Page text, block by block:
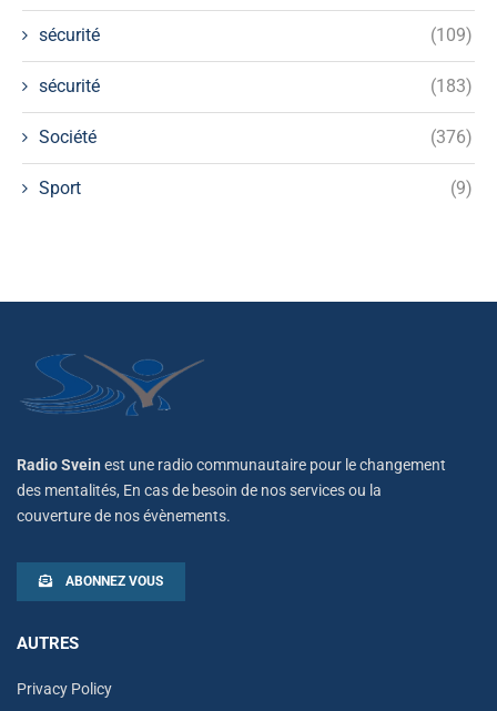
sécurité (109)
sécurité (183)
Société (376)
Sport (9)
Radio Svein est une radio communautaire pour le changement
des mentalités, En cas de besoin de nos services ou la
couverture de nos évènements.
ABONNEZ VOUS
AUTRES
Privacy Policy